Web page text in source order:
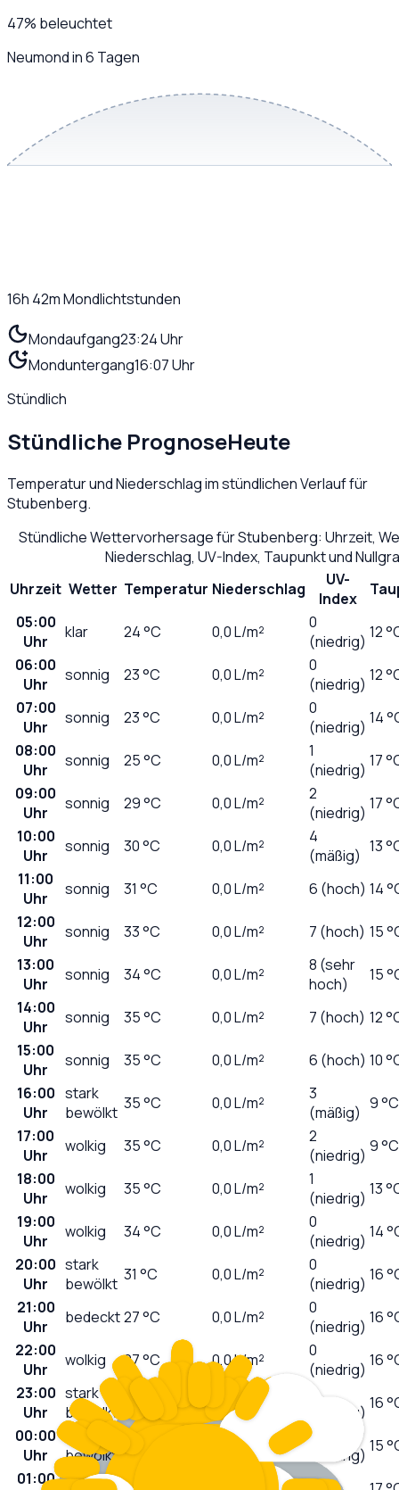
47% beleuchtet
Neumond in 6 Tagen
16h 42mMondlichtstunden
Mondaufgang23:24 Uhr
Monduntergang16:07 Uhr
Stündlich
Stündliche PrognoseHeute
Temperatur und Niederschlag im stündlichen Verlauf für
Stubenberg.
Stündliche Wettervorhersage fürStubenberg: Uhrzeit,
Niederschlag, UV-Index, Taupunkt und
Uhrzeit Wetter Temperatur Niederschlag
UV-
Index
05:00
Uhr
klar 24°C 0,0L/m²
0
(niedrig) 12
06:00
Uhr
sonnig 23°C 0,0L/m²
0
(niedrig) 12
07:00
Uhr
sonnig 23°C 0,0L/m²
0
(niedrig) 14
08:00
Uhr
sonnig 25°C 0,0L/m²
1
(niedrig) 17
09:00
Uhr
sonnig 29°C 0,0L/m²
2
(niedrig) 17
10:00
Uhr
sonnig 30°C 0,0L/m²
4
(mäßig) 13
11:00
Uhr
sonnig 31 °C 0,0L/m² 6 (hoch) 14
12:00
Uhr
sonnig 33°C 0,0L/m² 7 (hoch) 15
13:00
Uhr
sonnig 34°C 0,0L/m²
8 (sehr
hoch)
15
14:00
Uhr
sonnig 35°C 0,0L/m² 7 (hoch) 12
15:00
Uhr
sonnig 35°C 0,0L/m² 6 (hoch) 10
16:00
Uhr
stark
bewölkt 35°C 0,0L/m²
3
(mäßig) 9 °C
17:00
Uhr
wolkig 35°C 0,0L/m²
2
(niedrig) 9 °C
18:00
Uhr
wolkig 35°C 0,0L/m²
1
(niedrig) 13
19:00
Uhr
wolkig 34°C 0,0L/m²
0
(niedrig) 14
20:00
Uhr
stark
bewölkt 31 °C 0,0L/m²
0
(niedrig) 16
21:00
Uhr
bedeckt27°C 0,0L/m²
0
(niedrig) 16
22:00
Uhr
wolkig 27°C 0,0L/m²
0
(niedrig) 16
23:00
Uhr
stark
bewölkt
27 L/m²
(niedrig) 16
00:00
Uhr
leicht
bewölkt
L/m²
0
(niedrig) 15
01:00
0